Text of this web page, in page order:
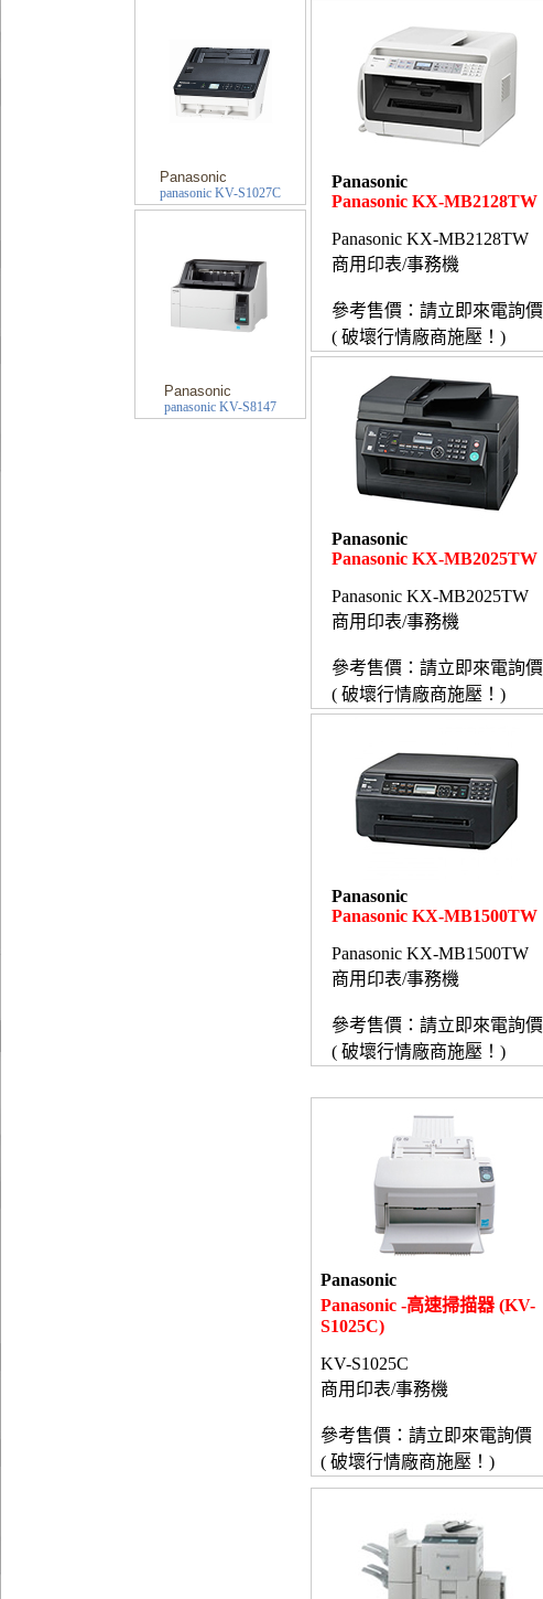
Panasonic
panasonic KV-S1027C
Panasonic
panasonic KV-S8147
Panasonic
Panasonic KX-MB2128TW
Panasonic KX-MB2128TW
商用印表/事務機
參考售價：請立即來電詢價
( 破壞行情廠商施壓！)
Panasonic
Panasonic KX-MB2025TW
Panasonic KX-MB2025TW
商用印表/事務機
參考售價：請立即來電詢價
( 破壞行情廠商施壓！)
Panasonic
Panasonic KX-MB1500TW
Panasonic KX-MB1500TW
商用印表/事務機
參考售價：請立即來電詢價
( 破壞行情廠商施壓！)
Panasonic
Panasonic -高速掃描器 (KV-
S1025C)
KV-S1025C
商用印表/事務機
參考售價：請立即來電詢價
( 破壞行情廠商施壓！)